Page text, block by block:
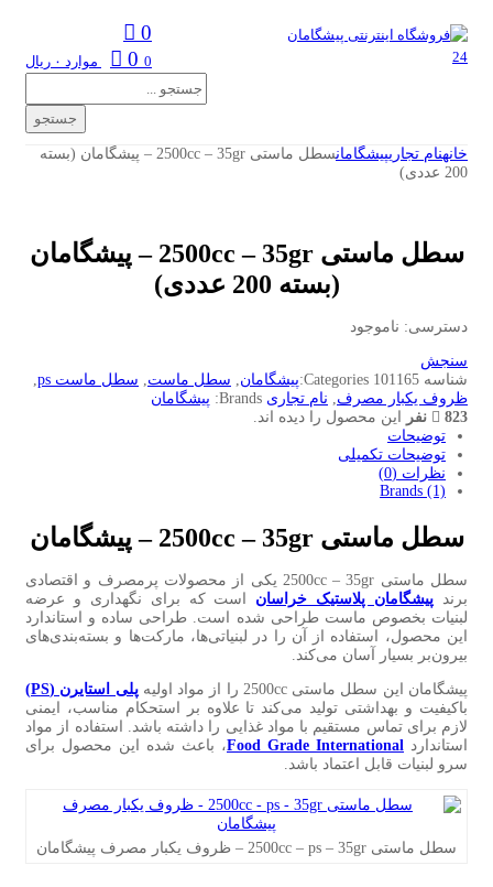
جستجو
0
0 0 موارد ۰ ریال
خانهنام تجاریپیشگامان
سطل ماستی 2500cc – 35gr – پیشگامان (بسته
200 عددی)
سطل ماستی 2500cc – 35gr – پیشگامان
(بسته 200 عددی)
دسترسی: ناموجود
سنجش
شناسه 101165
Categories: پیشگامان سطل ماست سطل ماست ps
ظروف یکبار مصرف
نام تجاری Brands: پیشگامان
823 نفر
این محصول را دیده اند.
توضیحات
توضیحات تکمیلی
نظرات (0)
Brands (1)
سطل ماستی 2500cc – 35gr – پیشگامان
سطل ماستی 2500cc – 35gr یکی از محصولات پرمصرف و اقتصادی
برند پیشگامان پلاستیک خراسان است که برای نگهداری و عرضه
لبنیات بخصوص ماست طراحی شده است. طراحی ساده و استاندارد
این محصول، استفاده از آن را در لبنیاتی‌ها، مارکت‌ها و بسته‌بندی‌های
بیرون‌بر بسیار آسان می‌کند.
پیشگامان این سطل ماستی 2500cc را از مواد اولیه
پلی‌ استایرن (PS)
باکیفیت و بهداشتی تولید می‌کند تا علاوه بر استحکام مناسب، ایمنی
لازم برای تماس مستقیم با مواد غذایی را داشته باشد. استفاده از مواد
استاندارد
Food Grade International، باعث شده این محصول برای
سرو لبنیات قابل اعتماد باشد.
سطل ماستی 2500cc – ps – 35gr – ظروف یکبار مصرف پیشگامان